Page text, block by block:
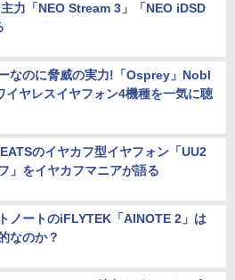
力「NEO Stream 3」「NEO iDSD
なのに脅威の実力!「Osprey」Nobl
ヤレスイヤフォン4機種を一気に聴
のイヤカフ型イヤフォン「UU2
」をイヤカフマニアが語る
ノートのiFLYTEK「AINOTE 2」は
なのか？